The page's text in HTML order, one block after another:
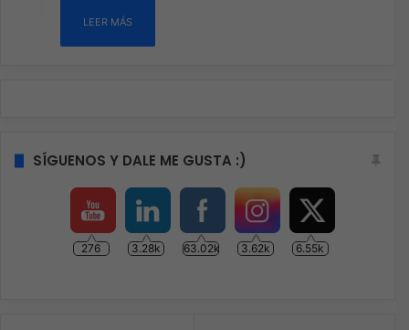
LEER MÁS
SÍGUENOS Y DALE ME GUSTA :)
276 3.28k 63.02k 3.62k 6.55k